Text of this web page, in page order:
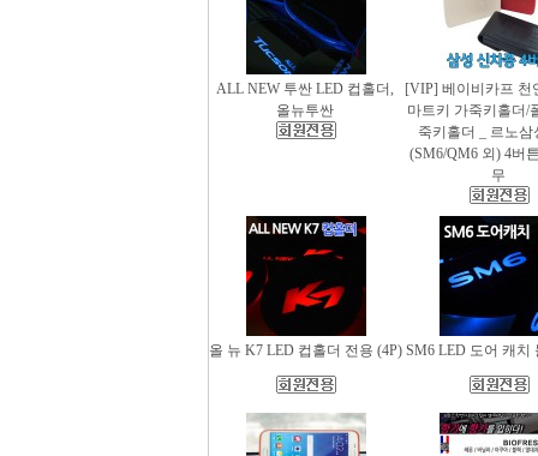
ALL NEW 투싼 LED 컵홀더,
올뉴투싼
[VIP] 베이비카프 천
마트키 가죽키홀더/
죽키홀더 _ 르노삼
(SM6/QM6 외) 4버
무
올 뉴 K7 LED 컵홀더 전용 (4P) SM6 LED 도어 캐치